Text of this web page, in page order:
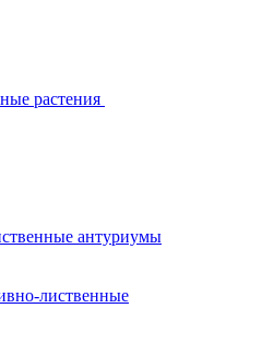
растения
антуриумы
лиственные